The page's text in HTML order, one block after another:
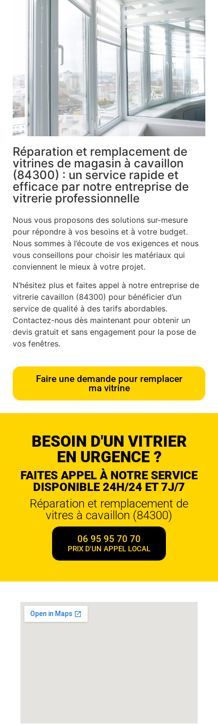
Réparation et remplacement de
vitrines de magasin à cavaillon
(84300) : un service rapide et
efficace par notre entreprise de
vitrerie professionnelle
Nous vous proposons des solutions sur-mesure
pour répondre à vos besoins et à votre budget.
Nous sommes à l’écoute de vos exigences et nous
vous conseillons pour choisir les matériaux qui
conviennent le mieux à votre projet.
N’hésitez plus et faites appel à notre entreprise de
vitrerie cavaillon (84300) pour bénéficier d’un
service de qualité à des tarifs abordables.
Contactez-nous dès maintenant pour obtenir un
devis gratuit et sans engagement pour la pose de
vos fenêtres.
Faire une demande pour remplacer
ma vitrine
BESOIN D'UN VITRIER
EN URGENCE ?
FAITES APPEL À NOTRE SERVICE
DISPONIBLE 24H/24 ET 7J/7
Réparation et remplacement de
vitres à cavaillon (84300)
06 95 95 70 70
PRIX D'UN APPEL LOCAL